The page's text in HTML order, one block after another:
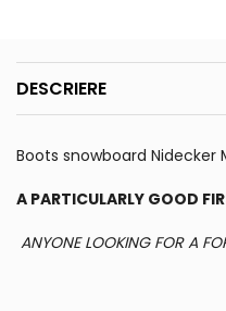
DESCRIERE
Boots snowboard Nidecker
A PARTICULARLY GOOD
ANYONE LOOKING FOR A